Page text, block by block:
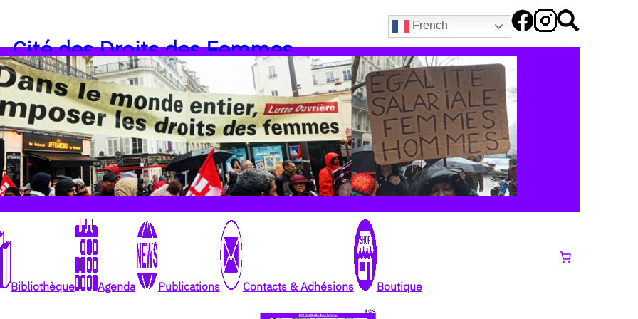
French
Cité des Droits des Femmes
Bibliothèque Agenda Publications Contacts & Adhésions Boutique